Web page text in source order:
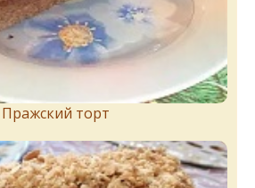
Пражский торт